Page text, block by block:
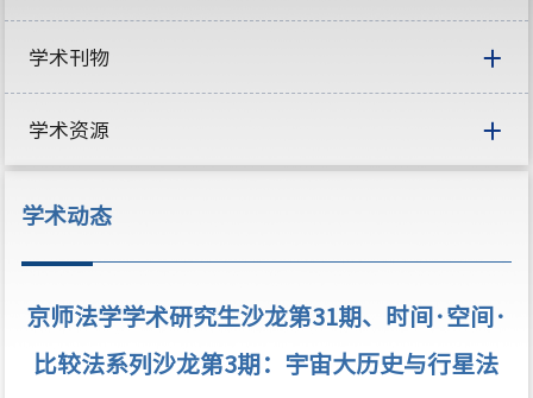
学术刊物
学术资源
学术动态
京师法学学术研究生沙龙第31期、时间·空间·
比较法系列沙龙第3期：宇宙大历史与行星法